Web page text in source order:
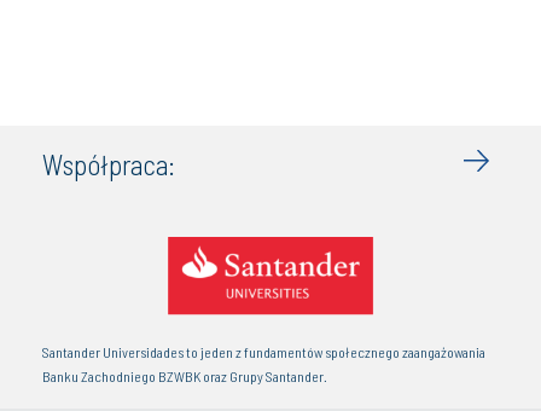
Współpraca:
Santander Universidades to jeden z fundamentów społecznego zaangażowania
Banku Zachodniego BZWBK oraz Grupy Santander.